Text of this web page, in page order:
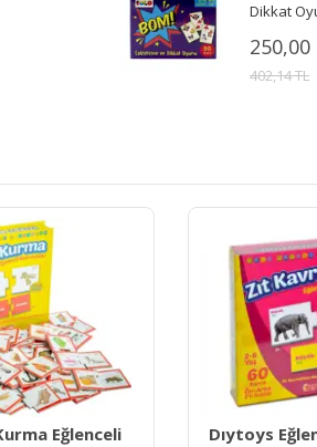
Dikkat
250,00
402,14 TL
Eğlenceli Bul Zıt
Eğlenceli